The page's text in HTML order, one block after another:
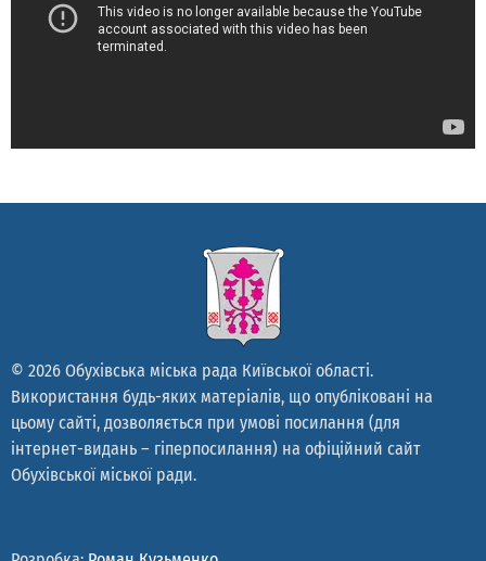
© 2026 Обухівська міська рада Київської області.
Використання будь-яких матеріалів, що опубліковані на
цьому сайті, дозволяється при умові посилання (для
інтернет-видань – гіперпосилання) на офіційний сайт
Обухівської міської ради.